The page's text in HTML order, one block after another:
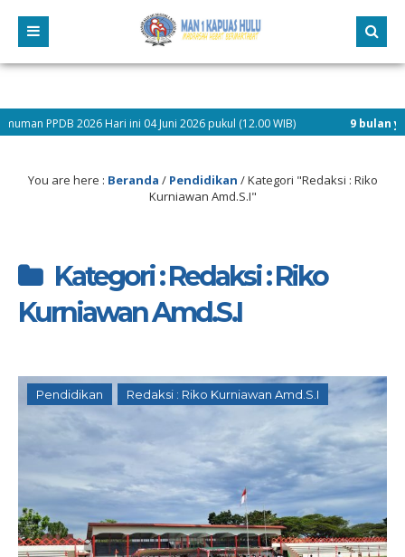
Hari ini 04 Juni 2026 pukul (12.00 WIB) 9 bulan yang lalu/
Didik Baru dan Selamat Mengikuti Kegiatan Matsama Tahun Pelajaran
You are here : Beranda / Pendidikan /Kategori "Redaksi : Riko
Kurniawan Amd.S.I"
Kategori : Redaksi : Riko
Kurniawan Amd.S.I
Pendidikan Redaksi : Riko Kurniawan Amd.S.I